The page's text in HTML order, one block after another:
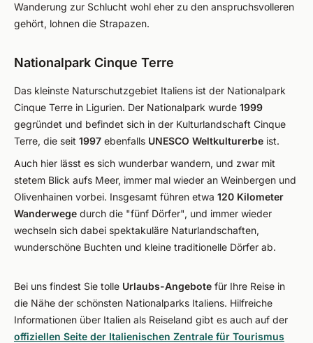
Wanderung zur Schlucht wohl eher zu den anspruchsvolleren
gehört, lohnen die Strapazen.
Nationalpark Cinque Terre
Das kleinste Naturschutzgebiet Italiens ist der Nationalpark
Cinque Terre in Ligurien. Der Nationalpark wurde 1999
gegründet und befindet sich in der Kulturlandschaft Cinque
Terre, die seit 1997 ebenfalls UNESCO Weltkulturerbe ist.
Auch hier lässt es sich wunderbar wandern, und zwar mit
stetem Blick aufs Meer, immer mal wieder an Weinbergen und
Olivenhainen vorbei. Insgesamt führen etwa 120 Kilometer
Wanderwege durch die "fünf Dörfer", und immer wieder
wechseln sich dabei spektakuläre Naturlandschaften,
wunderschöne Buchten und kleine traditionelle Dörfer ab.
Bei uns findest Sie tolle Urlaubs-Angebote für Ihre Reise in
die Nähe der schönsten Nationalparks Italiens. Hilfreiche
Informationen über Italien als Reiseland gibt es auch auf der
offiziellen Seite der Italienischen Zentrale für Tourismus